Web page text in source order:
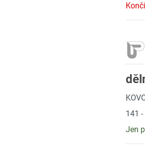
141
Jen